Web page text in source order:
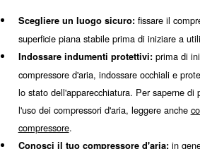
aiutano a evitare movimenti
Preparati a
compressore!
Quando si utilizza il compressore
momento di preparazione. Che tu